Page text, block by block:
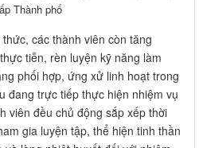
Thành phố
các thành viên còn tăng
tiễn, rèn luyện kỹ năng làm
phối hợp, ứng xử linh hoạt trong
đang trực tiếp thực hiện nhiệm vụ
viên đều chủ động sắp xếp thời
gia luyện tập, thể hiện tinh thần